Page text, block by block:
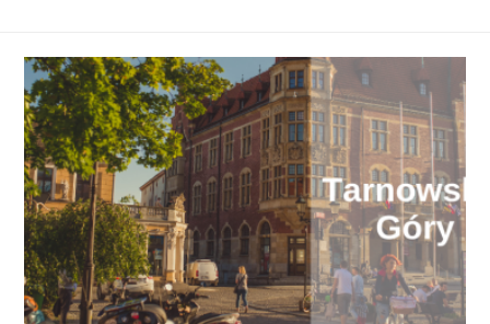
Tarnowskie
Góry